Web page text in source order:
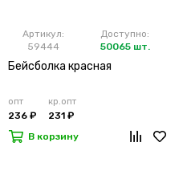
Артикул:
59444
Доступно:
50065 шт.
Бейсболка красная
опт
236 ₽
кр.опт
231 ₽
В корзину